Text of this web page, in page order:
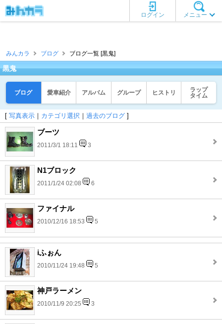
メニュー
ログイン
みんカラ ブログ ブログ一覧 [黒鬼]
黒鬼
ブログ 愛車紹介 アルバム グループ ヒストリ
ラップ
タイム
[ 写真表示 ｜ カテゴリ選択 ｜ 過去のブログ ]
ブーツ
2011/3/1 18:11 3
N1ブロック
2011/1/24 02:08 6
ファイナル
2010/12/16 18:53 5
iふぉん
2010/11/24 19:48 5
神戸ラーメン
2010/11/9 20:25 3